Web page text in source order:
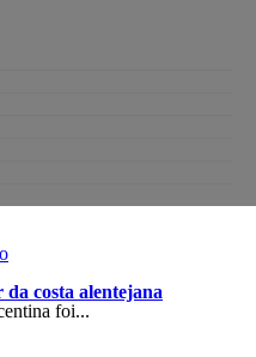
costa alentejana
foi...